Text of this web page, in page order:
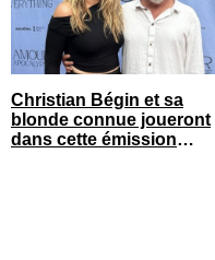
Christian Bégin et sa
blonde connue joueront
dans cette émission